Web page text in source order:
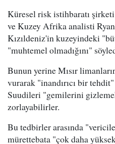
Küresel risk istihbaratı
ve Kuzey Afrika analisti
Kızıldeniz'in kuzeyindeki
"muhtemel olmadığını"
Bunun yerine Mısır
vurarak "inandırıcı bir
Suudileri "gemilerini
zorlayabilirler.
Bu tedbirler arasında
mürettebata "çok daha